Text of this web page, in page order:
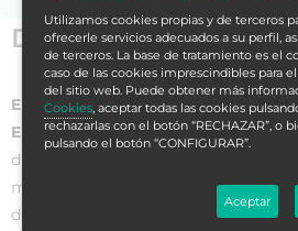
Datos generales
El Experto Universitario en Soporte
Emergencias Sanitariases un
diseñado para formar a profesionales
manejo de situaciones de
de
reanimación cardiopulmonar
Utilizamos cookies propias y de terceros
ofrecerle servicios adecuados a su perfil,
de terceros. La base de tratamiento es el
caso de las cookies imprescindibles para
del sitio web. Puede obtener más
Cookies, aceptar todas las cookies
rechazarlas con el botón “RECHAZAR”, o
pulsando el botón “CONFIGURAR”.
Aceptar